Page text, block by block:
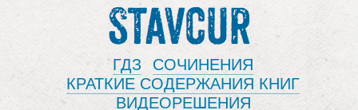
Stavcur
ГДЗ
СОЧИНЕНИЯ
КРАТКИЕ СОДЕРЖАНИЯ КНИГ
ВИДЕОРЕШЕНИЯ